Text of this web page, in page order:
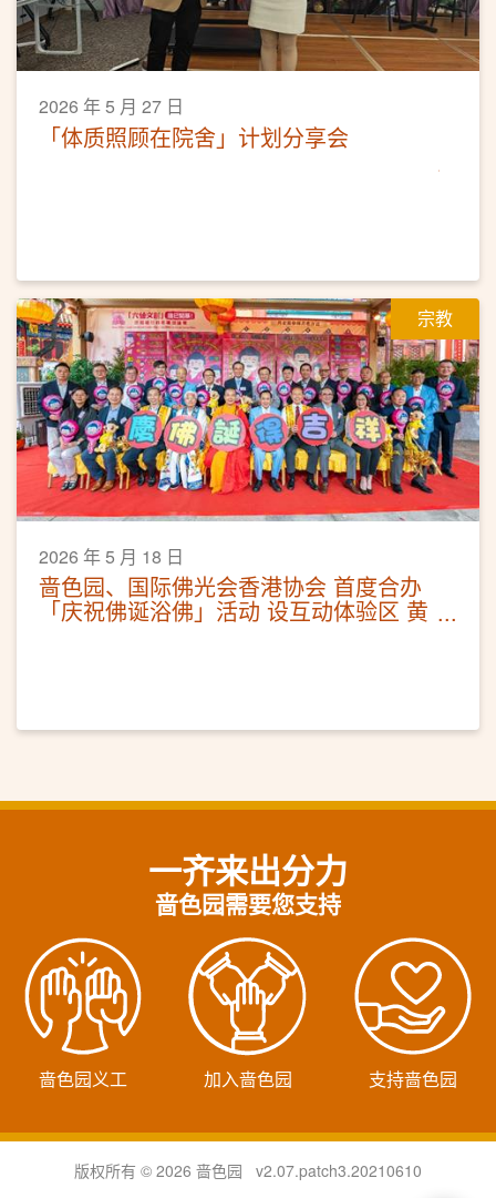
2026 年 5 月 27 日
「体质照顾在院舍」计划分享会
宗教
2026 年 5 月 18 日
啬色园、国际佛光会香港协会 首度合办
「庆祝佛诞浴佛」活动 设互动体验区 黄
一齐来出分力
啬色园需要您支持
啬色园义工 加入啬色园 支持啬色园
版权所有 © 2026 啬色园 v2.07.patch3.20210610